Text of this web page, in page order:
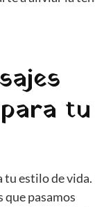
tu
tu estilo de vida.
que pasamos